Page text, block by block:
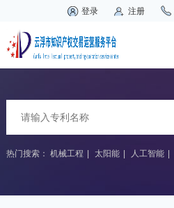
登录 注册
热门搜索： 机械工程 太阳能 人工智能